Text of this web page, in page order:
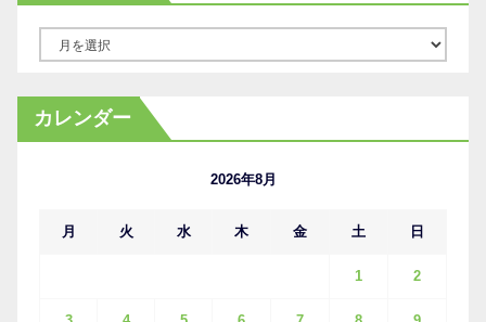
カ
イ
カレンダー
2026年8月
月 火 水 木 金 土 日
1 2